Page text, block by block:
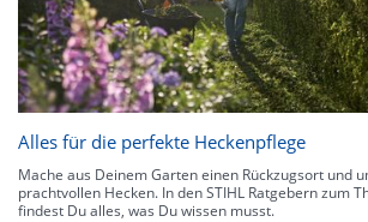
Alles für die perfekte Heckenpflege
Mache aus Deinem Garten einen Rückzugsort und
prachtvollen Hecken. In den STIHL Ratgebern zum
findest Du alles, was Du wissen musst.